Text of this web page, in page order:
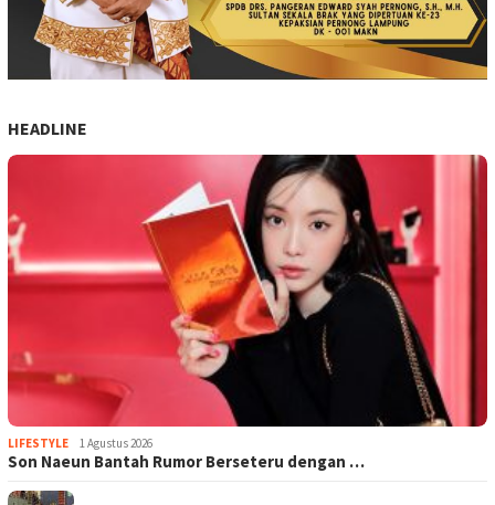
HEADLINE
LIFESTYLE 1 Agustus 2026
Son Naeun Bantah Rumor Berseteru dengan …